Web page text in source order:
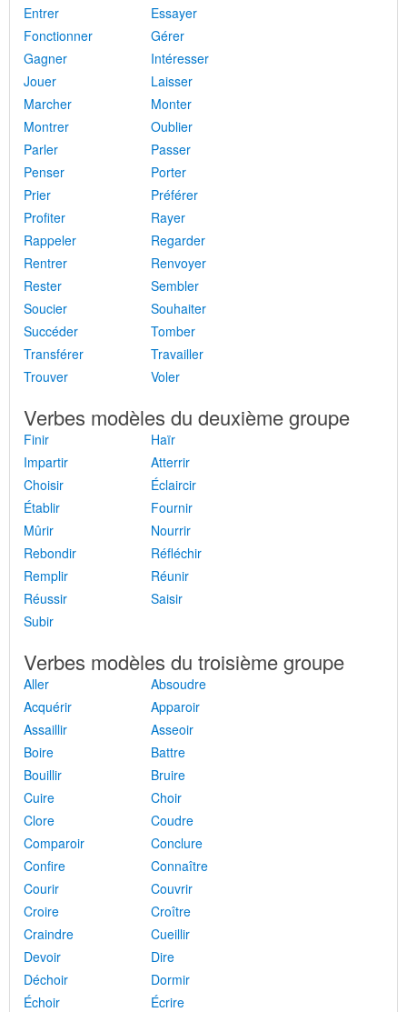
Entrer
Essayer
Fonctionner
Gérer
Gagner
Intéresser
Jouer
Laisser
Marcher
Monter
Montrer
Oublier
Parler
Passer
Penser
Porter
Prier
Préférer
Profiter
Rayer
Rappeler
Regarder
Rentrer
Renvoyer
Rester
Sembler
Soucier
Souhaiter
Succéder
Tomber
Transférer
Travailler
Trouver
Voler
Verbes modèles du deuxième groupe
Finir
Haïr
Impartir
Atterrir
Choisir
Éclaircir
Établir
Fournir
Mûrir
Nourrir
Rebondir
Réfléchir
Remplir
Réunir
Réussir
Saisir
Subir
Verbes modèles du troisième groupe
Aller
Absoudre
Acquérir
Apparoir
Assaillir
Asseoir
Boire
Battre
Bouillir
Bruire
Cuire
Choir
Clore
Coudre
Comparoir
Conclure
Confire
Connaître
Courir
Couvrir
Croire
Croître
Craindre
Cueillir
Devoir
Dire
Déchoir
Dormir
Échoir
Écrire